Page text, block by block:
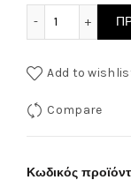
Add to
Compare
Κωδικός